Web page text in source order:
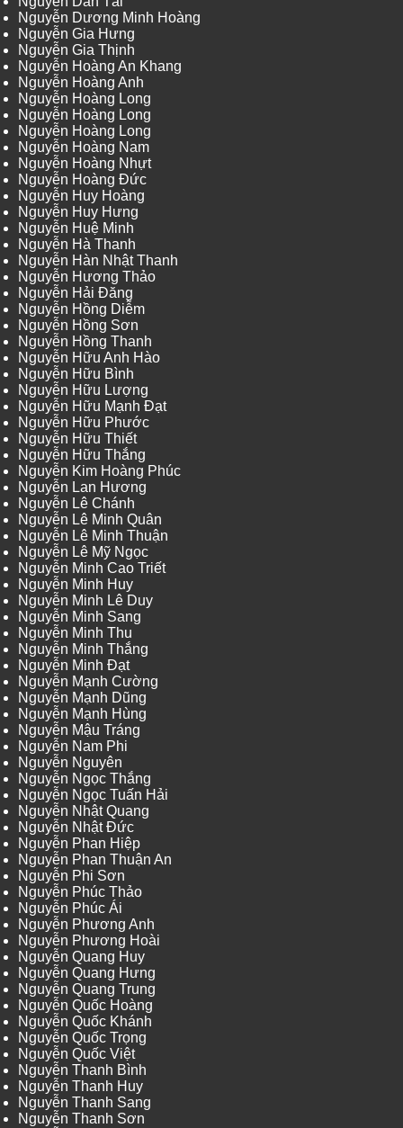
Nguyễn Dương Minh Hoàng
Nguyễn Gia Hưng
Nguyễn Gia Thịnh
Nguyễn Hoàng An Khang
Nguyễn Hoàng Anh
Nguyễn Hoàng Long
Nguyễn Hoàng Long
Nguyễn Hoàng Long
Nguyễn Hoàng Nam
Nguyễn Hoàng Nhựt
Nguyễn Hoàng Đức
Nguyễn Huy Hoàng
Nguyễn Huy Hưng
Nguyễn Huệ Minh
Nguyễn Hà Thanh
Nguyễn Hàn Nhật Thanh
Nguyễn Hương Thảo
Nguyễn Hải Đăng
Nguyễn Hồng Diễm
Nguyễn Hồng Sơn
Nguyễn Hồng Thanh
Nguyễn Hữu Anh Hào
Nguyễn Hữu Bình
Nguyễn Hữu Lượng
Nguyễn Hữu Mạnh Đạt
Nguyễn Hữu Phước
Nguyễn Hữu Thiết
Nguyễn Hữu Thắng
Nguyễn Kim Hoàng Phúc
Nguyễn Lan Hương
Nguyễn Lê Chánh
Nguyễn Lê Minh Quân
Nguyễn Lê Minh Thuận
Nguyễn Lê Mỹ Ngọc
Nguyễn Minh Cao Triết
Nguyễn Minh Huy
Nguyễn Minh Lê Duy
Nguyễn Minh Sang
Nguyễn Minh Thu
Nguyễn Minh Thắng
Nguyễn Minh Đạt
Nguyễn Mạnh Cường
Nguyễn Mạnh Dũng
Nguyễn Mạnh Hùng
Nguyễn Mậu Tráng
Nguyễn Nam Phi
Nguyễn Nguyên
Nguyễn Ngọc Thắng
Nguyễn Ngọc Tuấn Hải
Nguyễn Nhật Quang
Nguyễn Nhật Đức
Nguyễn Phan Hiệp
Nguyễn Phan Thuận An
Nguyễn Phi Sơn
Nguyễn Phúc Thảo
Nguyễn Phúc Ái
Nguyễn Phương Anh
Nguyễn Phương Hoài
Nguyễn Quang Huy
Nguyễn Quang Hưng
Nguyễn Quang Trung
Nguyễn Quốc Hoàng
Nguyễn Quốc Khánh
Nguyễn Quốc Trọng
Nguyễn Quốc Việt
Nguyễn Thanh Bình
Nguyễn Thanh Huy
Nguyễn Thanh Sang
Nguyễn Thanh Sơn